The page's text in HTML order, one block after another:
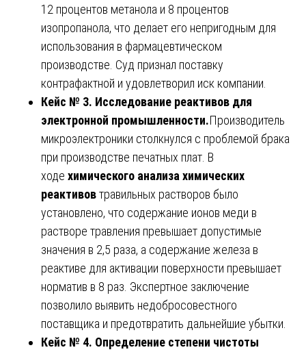
12 процентов метанола и 8 процентов
изопропанола, что делает его непригодным для
использования в фармацевтическом
производстве. Суд признал поставку
контрафактной и удовлетворил иск компании.
Кейс № 3. Исследование реактивов для
электронной промышленности.Производитель
микроэлектроники столкнулся с проблемой брака
при производстве печатных плат. В
ходе химического анализа химических
реактивовтравильных растворов было
установлено, что содержание ионов меди в
растворе травления превышает допустимые
значения в 2,5 раза, а содержание железа в
реактиве для активации поверхности превышает
норматив в 8 раз. Экспертное заключение
позволило выявить недобросовестного
поставщика и предотвратить дальнейшие убытки.
Кейс № 4. Определение степени чистоты